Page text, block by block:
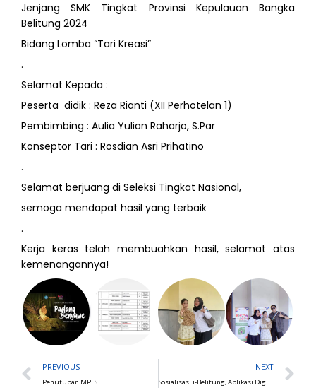
Jenjang SMK Tingkat Provinsi Kepulauan Bangka
Belitung 2024
Bidang Lomba “Tari Kreasi”
.
Selamat Kepada :
Peserta didik : Reza Rianti (XII Perhotelan 1)
Pembimbing : Aulia Yulian Raharjo, S.Par
Konseptor Tari : Rosdian Asri Prihatino
.
Selamat berjuang di Seleksi Tingkat Nasional,
semoga mendapat hasil yang terbaik
.
Kerja keras telah membuahkan hasil, selamat atas
kemenangannya!
Prev
PREVIOUS
Penutupan MPLS
NEXT
Sosialisasi i-Belitung, Aplikasi Digital Membaca Buku Perpustakaan Kabupaten Belitung